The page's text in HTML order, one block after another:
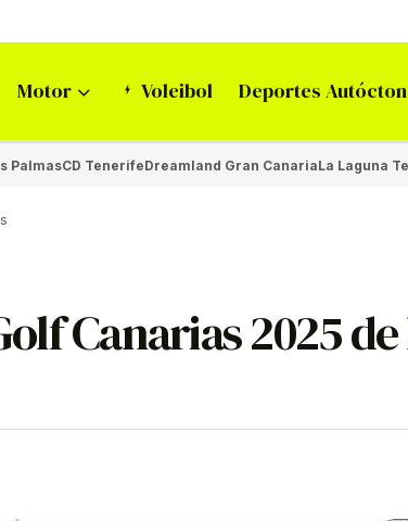
Motor Voleibol Deportes
PalmasCD TenerifeDreamland Gran CanariaLa Laguna
Canarias 2025